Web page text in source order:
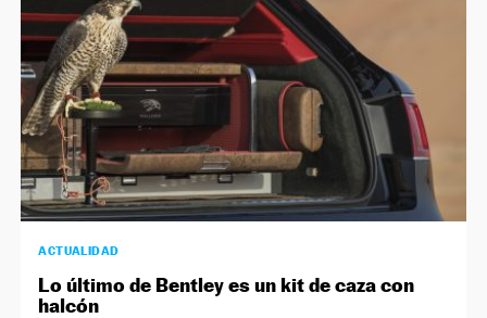
ACTUALIDAD
Lo último de Bentley es un kit de caza con
halcón